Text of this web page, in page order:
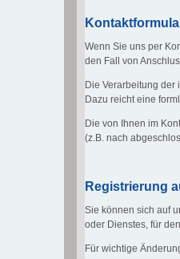
Wenn Sie uns per
den Fall von
Die Verarbeitung der
Dazu reicht eine
Die von Ihnen im
(z.B. nach
Registrierung
Sie können sich auf
oder Dienstes, für
Für wichtige